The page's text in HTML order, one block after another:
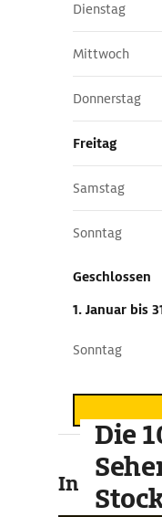
Dienstag
Mittwoch
Donnerstag
Freitag
Samstag
Sonntag
Geschlossen
1. Januar bis
Sonntag
In der
Die